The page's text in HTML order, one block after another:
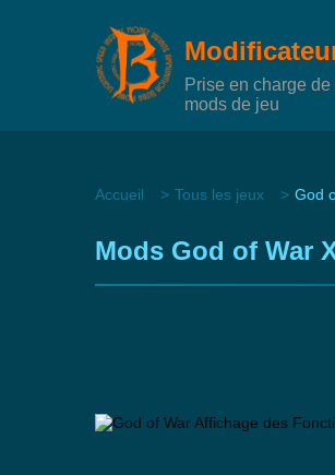
Prise en charge
mods de jeu
Accueil Tous les jeux God
Mods God of War